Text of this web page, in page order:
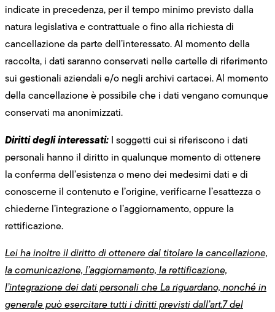
indicate in precedenza, per il tempo minimo previsto dalla
natura legislativa e contrattuale o fino alla richiesta di
cancellazione da parte dell’interessato. Al momento della
raccolta, i dati saranno conservati nelle cartelle di riferimento
sui gestionali aziendali e/o negli archivi cartacei. Al momento
della cancellazione è possibile che i dati vengano comunque
conservati ma anonimizzati.
Diritti degli interessati: I soggetti cui si riferiscono i dati
personali hanno il diritto in qualunque momento di ottenere
la conferma dell’esistenza o meno dei medesimi dati e di
conoscerne il contenuto e l’origine, verificarne l’esattezza o
chiederne l’integrazione o l’aggiornamento, oppure la
rettificazione.
Lei ha inoltre il diritto di ottenere dal titolare la cancellazione,
la comunicazione, l’aggiornamento, la rettificazione,
l’integrazione dei dati personali che La riguardano, nonché in
generale può esercitare tutti i diritti previsti dall’art.7 del